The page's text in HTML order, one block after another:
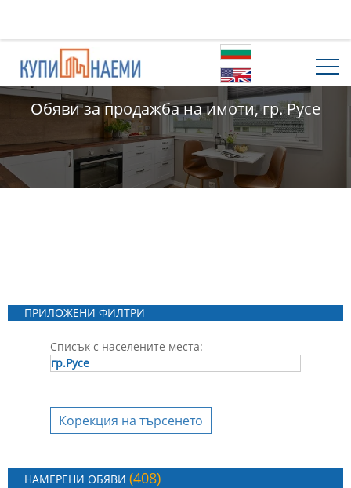
Обяви за продажба на имоти, гр. Русе
ПРИЛОЖЕНИ ФИЛТРИ
Списък с населените места:
гр.Русе
Корекция на търсенето
НАМЕРЕНИ ОБЯВИ(408)